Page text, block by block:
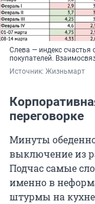
Слева — индекс счастья
покупателей.
Источник: Жизньмарт
переговорке
Минуты
выключение из
Подчас самые
именно в
штурмы на